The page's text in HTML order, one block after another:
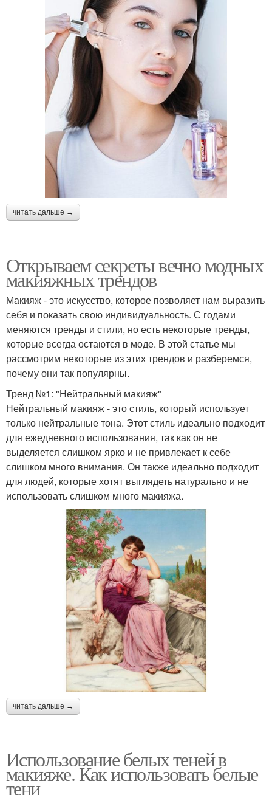
читать дальше →
Открываем секреты вечно модных
макияжных трендов
Макияж - это искусство, которое позволяет нам выразить
себя и показать свою индивидуальность. С годами
меняются тренды и стили, но есть некоторые тренды,
которые всегда остаются в моде. В этой статье мы
рассмотрим некоторые из этих трендов и разберемся,
почему они так популярны.
Тренд №1: "Нейтральный макияж"
Нейтральный макияж - это стиль, который использует
только нейтральные тона. Этот стиль идеально подходит
для ежедневного использования, так как он не
выделяется слишком ярко и не привлекает к себе
слишком много внимания. Он также идеально подходит
для людей, которые хотят выглядеть натурально и не
использовать слишком много макияжа.
читать дальше →
Использование белых теней в
макияже. Как использовать белые
тени